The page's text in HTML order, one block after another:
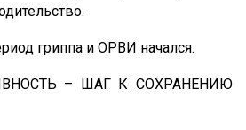
гриппа и ОРВИ начался.
– ШАГ К СОХРАНЕНИЮ